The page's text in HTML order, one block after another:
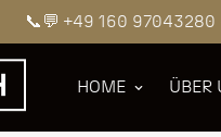
📞💬 +49 160 97043280
HOME ÜBER